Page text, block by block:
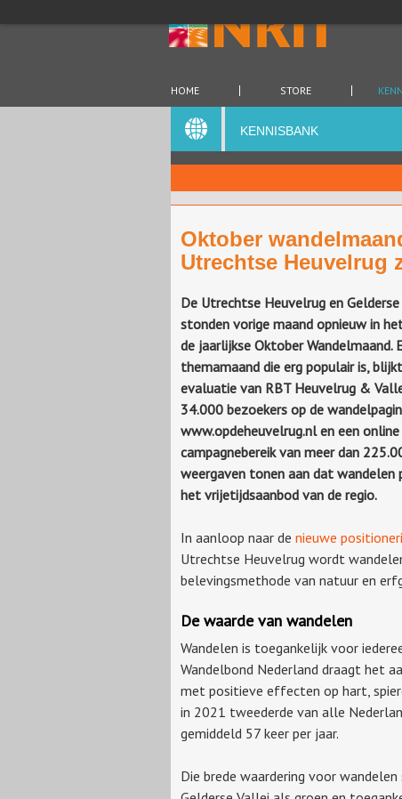
HOME STORE
KENNISBANK
Oktober
Utrechtse Heuvelrug
De Utrechtse Heuvelrug en
stonden vorige maand opnieuw in
de jaarlijkse Oktober Wandelmaand.
themamaand die erg populair is,
evaluatie van RBT Heuvelrug &
34.000 bezoekers op de
www.opdeheuvelrug.nl en een online
campagnebereik van meer dan
weergaven tonen aan dat wandelen
het vrijetijdsaanbod van de regio.
In aanloop naar de nieuwe
Utrechtse Heuvelrug wordt
belevingsmethode van natuur en
De waarde van wandelen
Wandelen is toegankelijk voor
Wandelbond Nederland draagt het
met positieve effecten op hart,
in 2021 tweederde van alle
gemiddeld 57 keer per jaar.
Die brede waardering voor